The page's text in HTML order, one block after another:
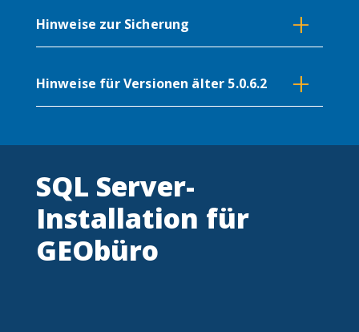
Hinweise zur Sicherung +
Hinweise für Versionen älter 5.0.6.2 +
SQL Server-
Installation für
GEObüro